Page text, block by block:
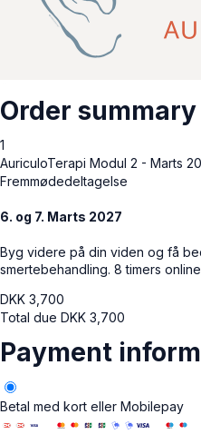
Order summary
1
AuriculoTerapi Modul 2 - Marts
Fremmødedeltagelse
6. og 7. Marts 2027
Byg videre på din viden og få
smertebehandling. 8 timers
DKK 3,700
Total due DKK 3,700
Payment
Betal med kort eller Mobilepay